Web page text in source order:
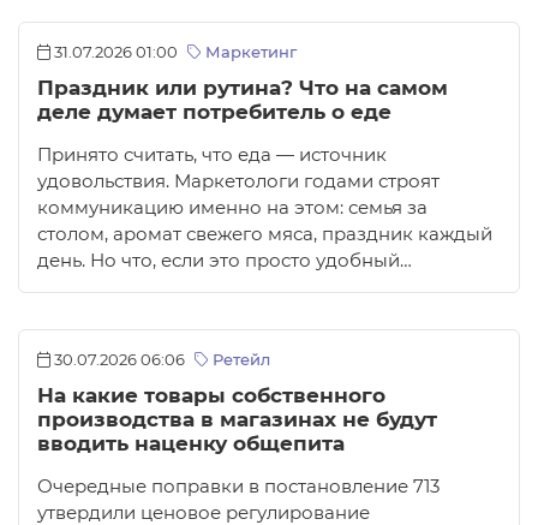
31.07.2026 01:00 Маркетинг
Праздник или рутина? Что на самом
деле думает потребитель о еде
Принято считать, что еда — источник
удовольствия. Маркетологи годами строят
коммуникацию именно на этом: семья за
столом, аромат свежего мяса, праздник каждый
день. Но что, если это просто удобный…
30.07.2026 06:06 Ретейл
На какие товары собственного
производства в магазинах не будут
вводить наценку общепита
Очередные поправки в постановление 713
утвердили ценовое регулирование